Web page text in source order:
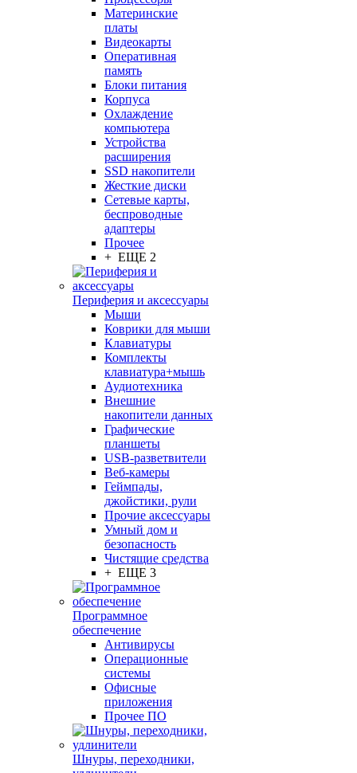
Материнские
платы
Видеокарты
Оперативная
память
Блоки питания
Корпуса
Охлаждение
компьютера
Устройства
расширения
SSD накопители
Жесткие диски
Сетевые карты,
беспроводные
адаптеры
Прочее
+ ЕЩЕ 2
Периферия и аксессуары
Мыши
Коврики для мыши
Клавиатуры
Комплекты
клавиатура+мышь
Аудиотехника
Внешние
накопители данных
Графические
планшеты
USB-разветвители
Веб-камеры
Геймпады,
джойстики, рули
Прочие аксессуары
Умный дом и
безопасность
Чистящие средства
+ ЕЩЕ 3
Программное
обеспечение
Антивирусы
Операционные
системы
Офисные
приложения
Прочее ПО
Шнуры, переходники,